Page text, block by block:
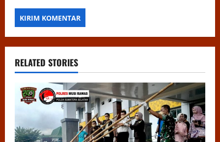
RELATED STORIES